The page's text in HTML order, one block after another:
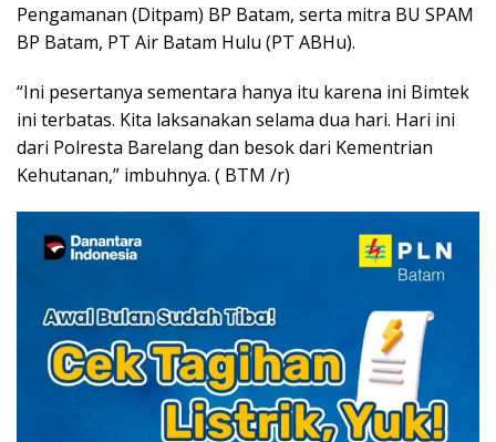
Pengamanan (Ditpam) BP Batam, serta mitra BU SPAM
BP Batam, PT Air Batam Hulu (PT ABHu).
“Ini pesertanya sementara hanya itu karena ini Bimtek
ini terbatas. Kita laksanakan selama dua hari. Hari ini
dari Polresta Barelang dan besok dari Kementrian
Kehutanan,” imbuhnya. ( BTM /r)